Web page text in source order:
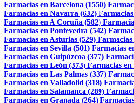
Farmacias en Barcelona (1550)
Farmacias en Navarra (632)
Farmacias en A Coruña (582)
Farmacias en Pontevedra (542)
Farmacias en Asturias (529)
Farmacias en Sevilla (501) Farmacias
Farmacias en Guipúzcoa (377)
Farmacias en León (373) Farmacias en
Farmacias en Las Palmas (337)
Farmacias en Valladolid (318)
Farmacias en Salamanca (289)
Farmacias en Granada (264)